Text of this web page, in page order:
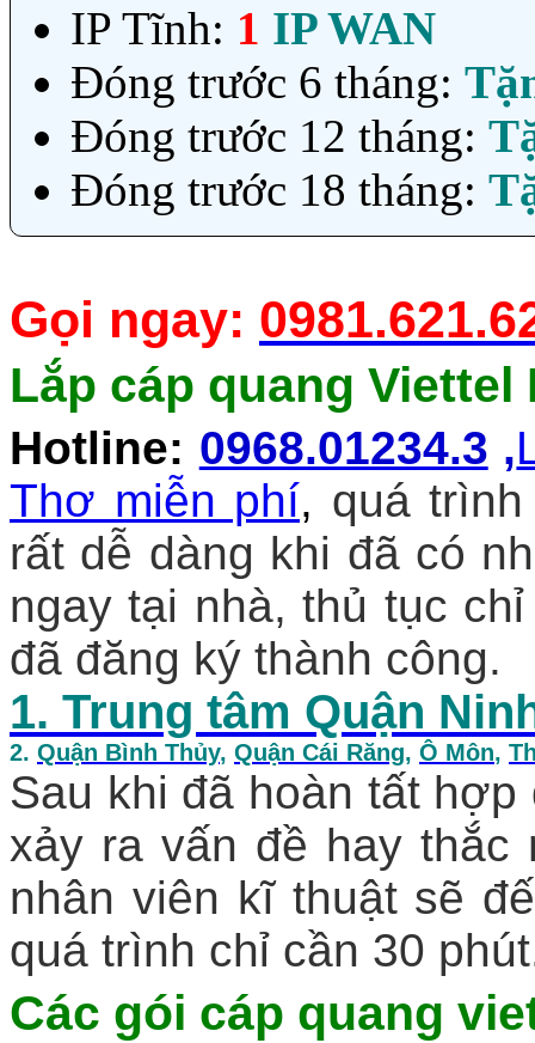
IP Tĩnh: 1 IP WAN
Đóng trước 6 tháng:
Đóng trước 12 tháng:
Đóng trước 18 tháng:
Gọi ngay:
Lắp cáp quang
Hotline: 0968.01234.3 ,
Thơ miễn phí, quá
rất dễ dàng khi đã có
ngay tại nhà, thủ tục
đã đăng ký thành công.
1. Trung tâm Quận
2. Quận Bình Thủy, Quận Cái Răng, Ô Môn,
Sau khi đã hoàn tất
xảy ra vấn đề hay thắc
nhân viên kĩ thuật sẽ
quá trình chỉ cần 30
Các gói cáp quang